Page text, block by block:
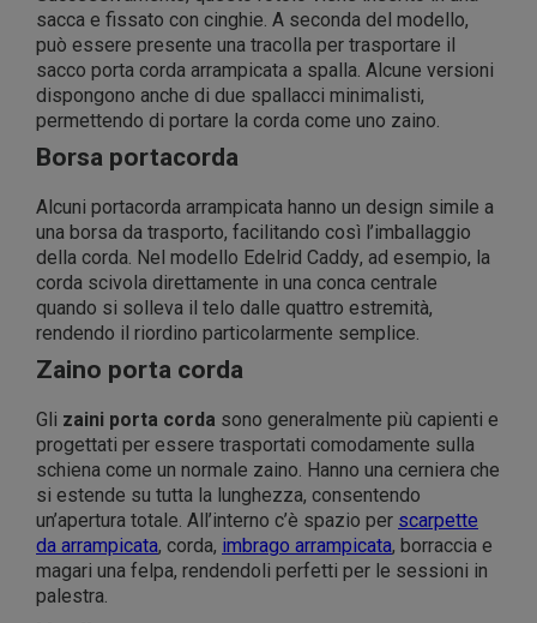
sacca e fissato con cinghie. A seconda del modello,
può essere presente una tracolla per trasportare il
sacco porta corda arrampicata a spalla. Alcune versioni
dispongono anche di due spallacci minimalisti,
permettendo di portare la corda come uno zaino.
Borsa portacorda
Alcuni portacorda arrampicata hanno un design simile a
una borsa da trasporto, facilitando così l’imballaggio
della corda. Nel modello Edelrid Caddy, ad esempio, la
corda scivola direttamente in una conca centrale
quando si solleva il telo dalle quattro estremità,
rendendo il riordino particolarmente semplice.
Zaino porta corda
Gli zaini porta corda sono generalmente più capienti e
progettati per essere trasportati comodamente sulla
schiena come un normale zaino. Hanno una cerniera che
si estende su tutta la lunghezza, consentendo
un’apertura totale. All’interno c’è spazio per scarpette
da arrampicata, corda, imbrago arrampicata, borraccia e
magari una felpa, rendendoli perfetti per le sessioni in
palestra.